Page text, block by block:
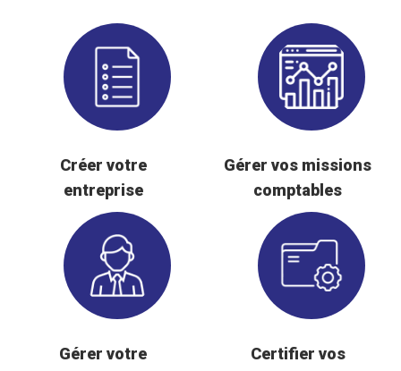
d'entreprise
Créer votre
entreprise
entreprise
Gérer vos missions
comptables
personnel
Gérer votre
missions
Certifier vos